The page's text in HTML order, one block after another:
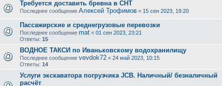
Требуется доставить бревна в СНТ
Последнее сообщение Алексей Трофимов « 15 сен 2023, 19:20
Пассажирские и среднегрузовые перевозки
Последнее сообщение mat « 01 сен 2023, 23:21
Ответы: 15
ВОДНОЕ ТАКСИ по Иваньковскому водохранилищу
Последнее сообщение vevdok72 « 24 май 2023, 10:15
Ответы: 14
Услуги экскаватора погрузчика JCB. Наличный/ безналичный
расчёт